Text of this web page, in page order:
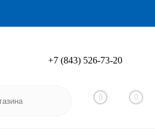
Вход
+7 (843) 526-73-20
0 0